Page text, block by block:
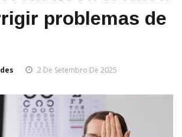
problemas de
2 De Setembro De 2025